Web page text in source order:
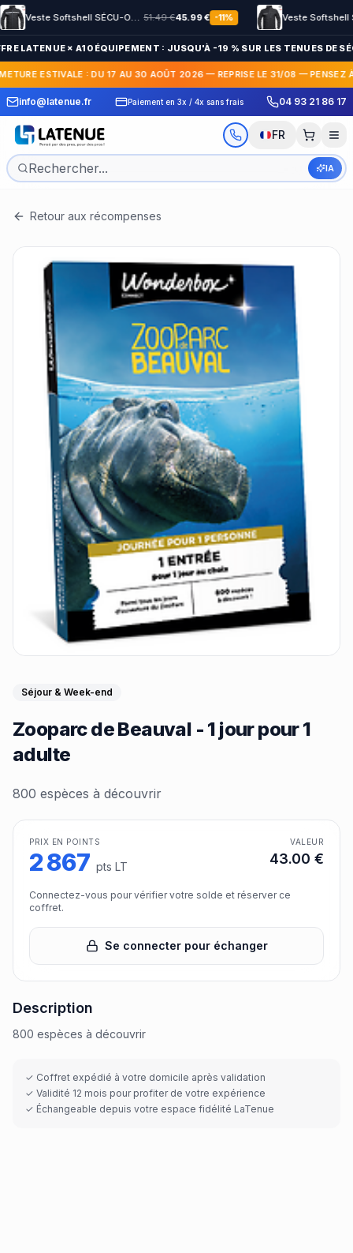
Veste Softshell SÉCU-ONE HV-TAPE Sécurité Privée noir 51.49€45.99€ -11%
LATENUE × A10 ÉQUIPEMENT : JUSQU'À -19 % SUR LES TENUES DE
ESTIVALE : DU 17 AU 30 AOÛT 2026 — REPRISE LE 31/08 — PENSEZ
info@latenue.fr
en France et
Paiement en 3x / 4x sans frais
30 jours pour
04 93 21 86 17
FR
IA
Retour aux récompenses
Séjour & Week-end
Zooparc de Beauval - 1 jour pour 1
adulte
800 espèces à découvrir
PRIX EN POINTS
2 867 pts LT
VALEUR
43.00 €
Connectez-vous pour vérifier votre solde et réserver ce
coffret.
Se connecter pour échanger
Description
800 espèces à découvrir
✓ Coffret expédié à votre domicile après validation
✓ Validité 12 mois pour profiter de votre expérience
✓ Échangeable depuis votre espace fidélité LaTenue